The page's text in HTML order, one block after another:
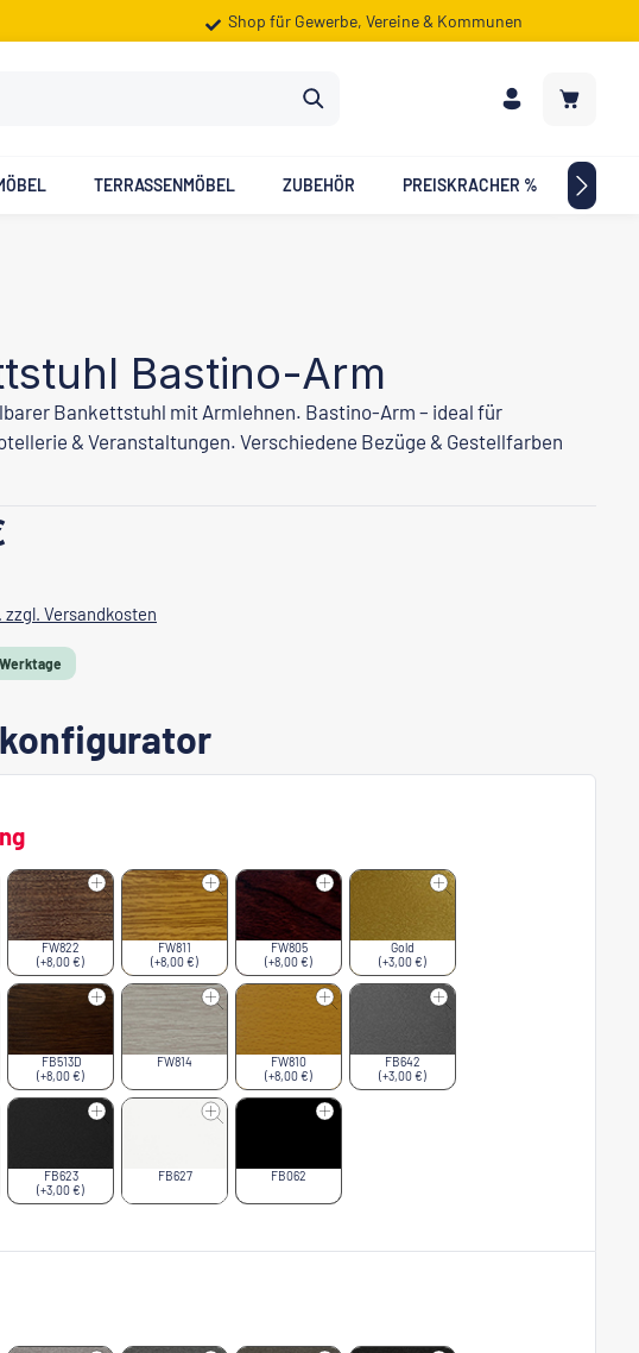
Shop für Gewerbe, Vereine & Kommunen
TERRASSENMÖBEL ZUBEHÖR PREISKRACHER %
Bastino-Arm
Bankettstuhl mit Armlehnen. Bastino-Arm – ideal für
& Veranstaltungen. Verschiedene Bezüge & Gestellfarben
Versandkosten
FW822
(+8,00 €)
FW811
(+8,00 €)
FW805
(+8,00 €)
Gold
(+3,00 €)
FB513D
(+8,00 €)
FW814
FW810
(+8,00 €)
FB642
(+3,00 €)
FB623
(+3,00 €)
FB627 FB062